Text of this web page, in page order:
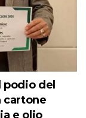
podio del
cartone
e olio